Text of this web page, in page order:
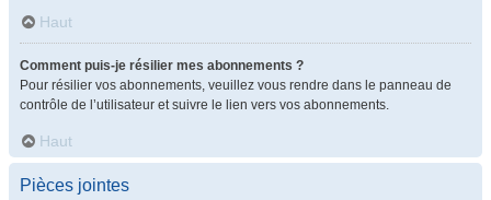
Haut
Comment puis-je résilier mes abonnements ?
Pour résilier vos abonnements, veuillez vous rendre dans le panneau de
contrôle de l’utilisateur et suivre le lien vers vos abonnements.
Haut
Pièces jointes